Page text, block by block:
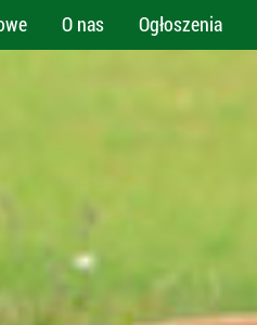
O nas Ogłoszenia